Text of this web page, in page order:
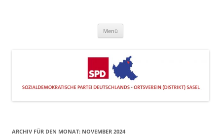
Menü
ARCHIV FÜR DEN MONAT: NOVEMBER 2024